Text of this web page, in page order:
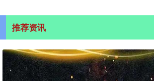
推荐资讯